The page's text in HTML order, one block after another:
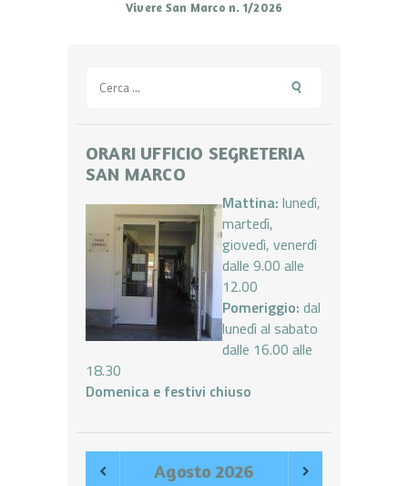
Vivere San Marco n. 1/2026
per:
ORARI UFFICIO SEGRETERIA
SAN MARCO
Mattina: lunedì,
martedì,
giovedì, venerdì
dalle 9.00 alle
12.00
Pomeriggio: dal
lunedì al sabato
dalle 16.00 alle
18.30
Domenica e festivi chiuso
Agosto2026